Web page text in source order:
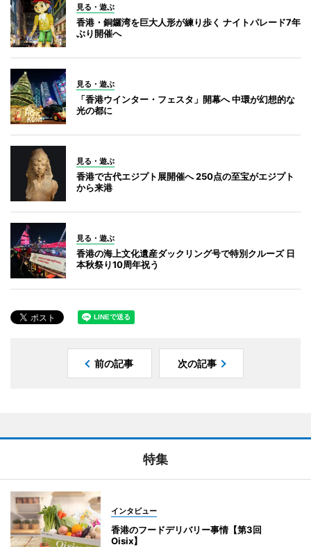
見る・遊ぶ
香港・銅鑼湾を巨大人形が練り歩く ナイトパレード7年
ぶり開催へ
見る・遊ぶ
「香港ウインター・フェスタ」開幕へ 中環が幻想的な
光の都に
見る・遊ぶ
香港で古代エジプト展開催へ 250点の至宝がエジプト
から来港
見る・遊ぶ
香港の海上文化遺産ダックリング号で特別クルーズ 日
本秋祭り10周年祝う
前の記事 次の記事
特集
インタビュー
香港のフードデリバリー事情【第3回
Oisix】